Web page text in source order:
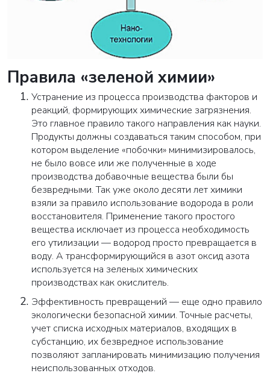
Правила «зеленой химии»
Устранение из процесса производства факторов и
реакций, формирующих химические загрязнения.
Это главное правило такого направления как науки.
Продукты должны создаваться таким способом, при
котором выделение «побочки» минимизировалось,
не было вовсе или же полученные в ходе
производства добавочные вещества были бы
безвредными. Так уже около десяти лет химики
взяли за правило использование водорода в роли
восстановителя. Применение такого простого
вещества исключает из процесса необходимость
его утилизации — водород просто превращается в
воду. А трансформирующийся в азот оксид азота
используется на зеленых химических
производствах как окислитель.
Эффективность превращений — еще одно правило
экологически безопасной химии. Точные расчеты,
учет списка исходных материалов, входящих в
субстанцию, их безвредное использование
позволяют запланировать минимизацию получения
неиспользованных отходов.